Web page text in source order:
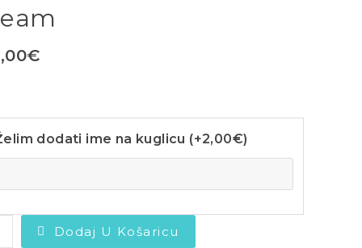
€
dodati ime na kuglicu (+2,00€)
Dodaj U Košaricu